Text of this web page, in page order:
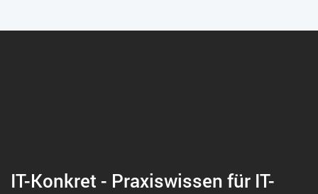
IT-Konkret - Praxiswissen für IT-